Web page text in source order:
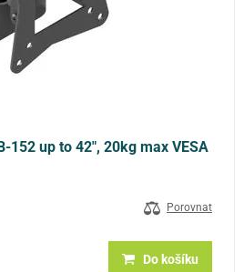
152 up to 42", 20kg max VESA
Porovnat
Do košíku